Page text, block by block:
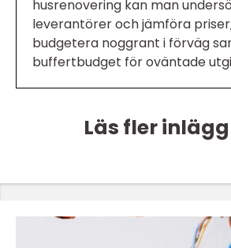
husrenovering kan man
leverantörer och jämföra
budgetera noggrant i förväg
buffertbudget för oväntade
Läs fler